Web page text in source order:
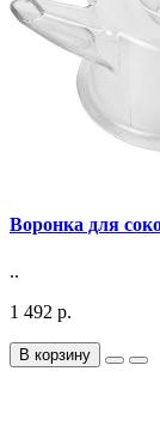
Воронка для
..
1 492 р.
В корзину